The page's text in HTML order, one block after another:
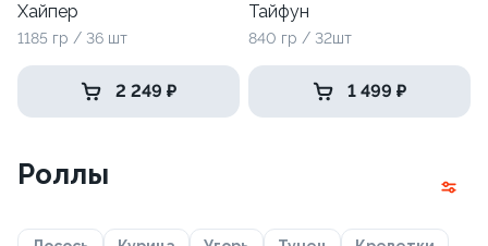
Хайпер
1185 гр / 36 шт
2 249 ₽
Тайфун
840 гр / 32шт
1 499 ₽
Роллы